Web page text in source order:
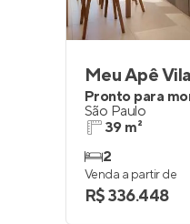
Meu Apê
Pronto para
São Paulo
39 m²
2
Venda a partir de
R$ 336.448